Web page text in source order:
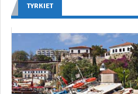
TYRKIET